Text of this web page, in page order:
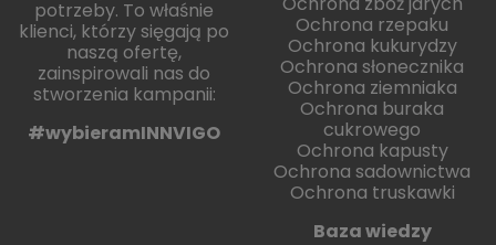
potrzeby. To właśnie
klienci, którzy sięgają po
naszą ofertę,
zainspirowali nas do
stworzenia kampanii:
#wybieramINNVIGO
Ochrona rzepaku
Ochrona kukurydzy
Ochrona słonecznika
Ochrona ziemniaka
Ochrona buraka
cukrowego
Ochrona kapusty
Ochrona sadownictwa
Ochrona truskawki
Baza wiedzy